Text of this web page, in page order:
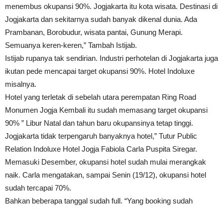
menembus okupansi 90%. Jogjakarta itu kota wisata. Destinasi di
Jogjakarta dan sekitarnya sudah banyak dikenal dunia. Ada
Prambanan, Borobudur, wisata pantai, Gunung Merapi.
Semuanya keren-keren,” Tambah Istijab.
Istijab rupanya tak sendirian. Industri perhotelan di Jogjakarta juga
ikutan pede mencapai target okupansi 90%. Hotel Indoluxe
misalnya.
Hotel yang terletak di sebelah utara perempatan Ring Road
Monumen Jogja Kembali itu sudah memasang target okupansi
90% ” Libur Natal dan tahun baru okupansinya tetap tinggi.
Jogjakarta tidak terpengaruh banyaknya hotel,” Tutur Public
Relation Indoluxe Hotel Jogja Fabiola Carla Puspita Siregar.
Memasuki Desember, okupansi hotel sudah mulai merangkak
naik. Carla mengatakan, sampai Senin (19/12), okupansi hotel
sudah tercapai 70%.
Bahkan beberapa tanggal sudah full. “Yang booking sudah